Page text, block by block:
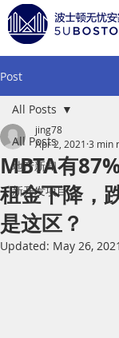
Post
All Posts
地产新闻
新开发项目
All Posts
MBTA有
租金下降，
是这区？
jing78
Apr 2, 2021 3 min
Updated: May 26, 2021